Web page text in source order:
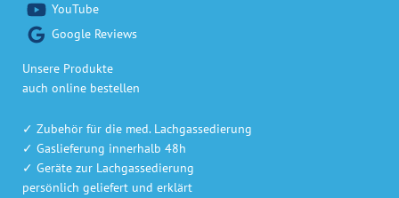
YouTube
Google Reviews
Unsere Produkte
auch online bestellen
✓ Zubehör für die med. Lachgassedierung
✓ Gaslieferung innerhalb 48h
✓ Geräte zur Lachgassedierung
persönlich geliefert und erklärt